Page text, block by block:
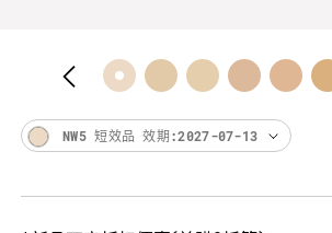
NW5 短效品 效期:2027-07-13